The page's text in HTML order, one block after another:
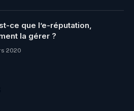
ce que l’e-réputation,
la gérer ?
2020